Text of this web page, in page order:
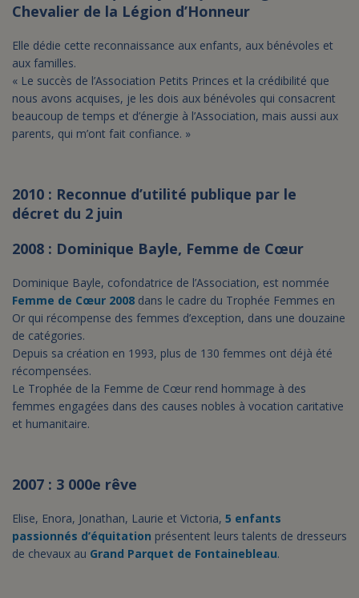
Chevalier de la Légion d’Honneur
Elle dédie cette reconnaissance aux enfants, aux bénévoles et
aux familles.
« Le succès de l’Association Petits Princes et la crédibilité que
nous avons acquises, je les dois aux bénévoles qui consacrent
beaucoup de temps et d’énergie à l’Association, mais aussi aux
parents, qui m’ont fait confiance. »
2010 : Reconnue d’utilité publique par le
décret du 2 juin
2008 : Dominique Bayle, Femme de Cœur
Dominique Bayle, cofondatrice de l’Association, est nommée
Femme de Cœur 2008 dans le cadre du Trophée Femmes en
Or qui récompense des femmes d’exception, dans une douzaine
de catégories.
Depuis sa création en 1993, plus de 130 femmes ont déjà été
récompensées.
Le Trophée de la Femme de Cœur rend hommage à des
femmes engagées dans des causes nobles à vocation caritative
et humanitaire.
2007 : 3 000e rêve
Elise, Enora, Jonathan, Laurie et Victoria, 5 enfants
passionnés d’équitation présentent leurs talents de dresseurs
de chevaux au Grand Parquet de Fontainebleau.